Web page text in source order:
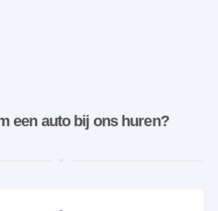
een ​​auto bij ons huren?